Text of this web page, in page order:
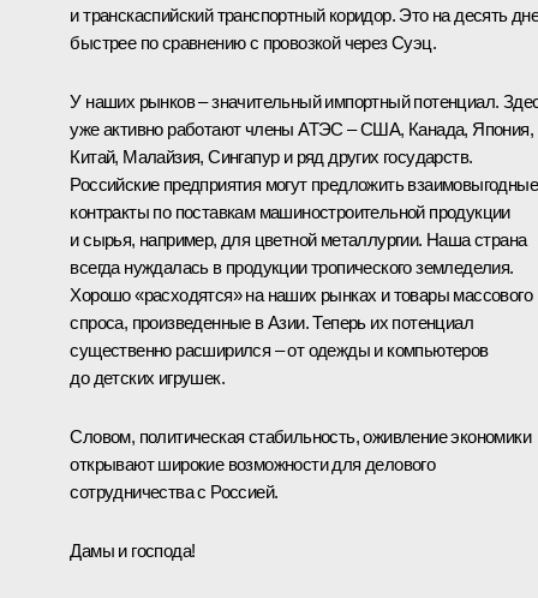
и транскаспийский транспортный коридор. Это на десять
быстрее по сравнению с провозкой через Суэц.
У наших рынков – значительный импортный потенциал.
уже активно работают члены АТЭС – США, Канада, Япония,
Китай, Малайзия, Сингапур и ряд других государств.
Российские предприятия могут предложить взаимовыгодные
контракты по поставкам машиностроительной продукции
и сырья, например, для цветной металлургии. Наша страна
всегда нуждалась в продукции тропического земледелия.
Хорошо «расходятся» на наших рынках и товары массового
спроса, произведенные в Азии. Теперь их потенциал
существенно расширился – от одежды и компьютеров
до детских игрушек.
Словом, политическая стабильность, оживление экономики
открывают широкие возможности для делового
сотрудничества с Россией.
Дамы и господа!